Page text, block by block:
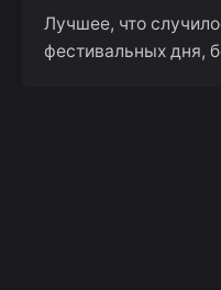
Лучшее, что
фестивальных дня,